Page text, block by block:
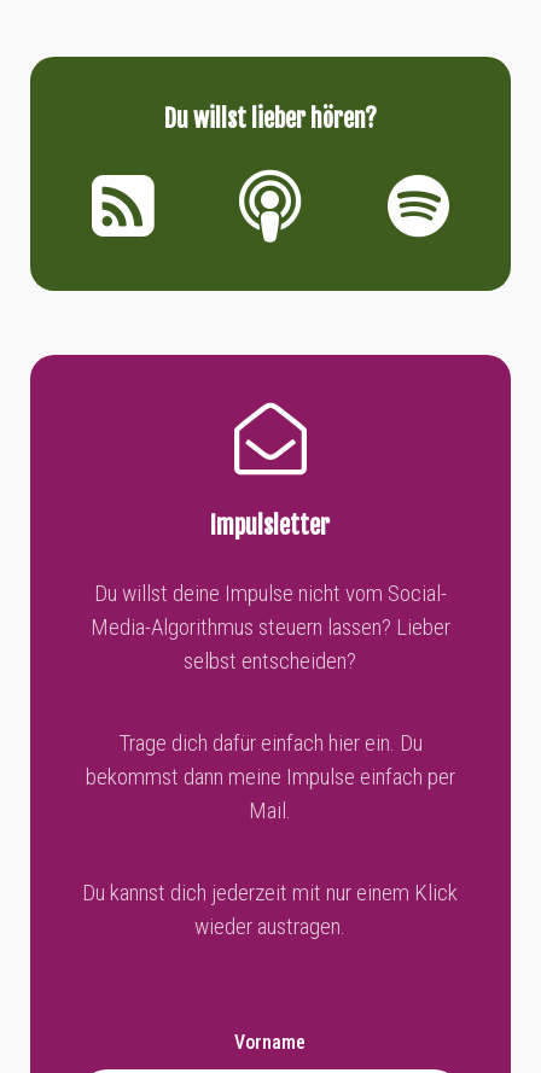
Du willst lieber hören?
Impulsletter
Du willst deine Impulse nicht vom Social-
Media-Algorithmus steuern lassen? Lieber
selbst entscheiden?
Trage dich dafür einfach hier ein. Du
bekommst dann meine Impulse einfach per
Mail.
Du kannst dich jederzeit mit nur einem Klick
wieder austragen.
Vorname